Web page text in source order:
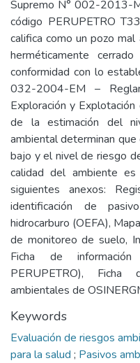
Supremo N° 002-2013-
código PERUPETRO
califica como un pozo
herméticamente
conformidad con lo
032-2004-EM –
Exploración y
de la estimación del
ambiental determinan
bajo y el nivel de riesgo
calidad del ambiente
siguientes anexos:
identificación de
hidrocarburo (OEFA),
de monitoreo de suelo,
Ficha de
PERUPETRO),
ambientales de
Keywords
Evaluación de riesgos
para la salud ; Pasivos